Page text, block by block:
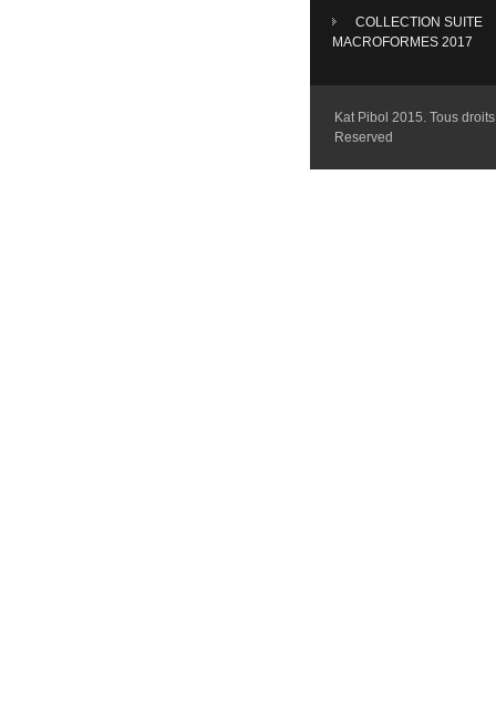
COLLECTION SUITE
MACROFORMES 2017
Kat Pibol 2015. Tous
Reserved